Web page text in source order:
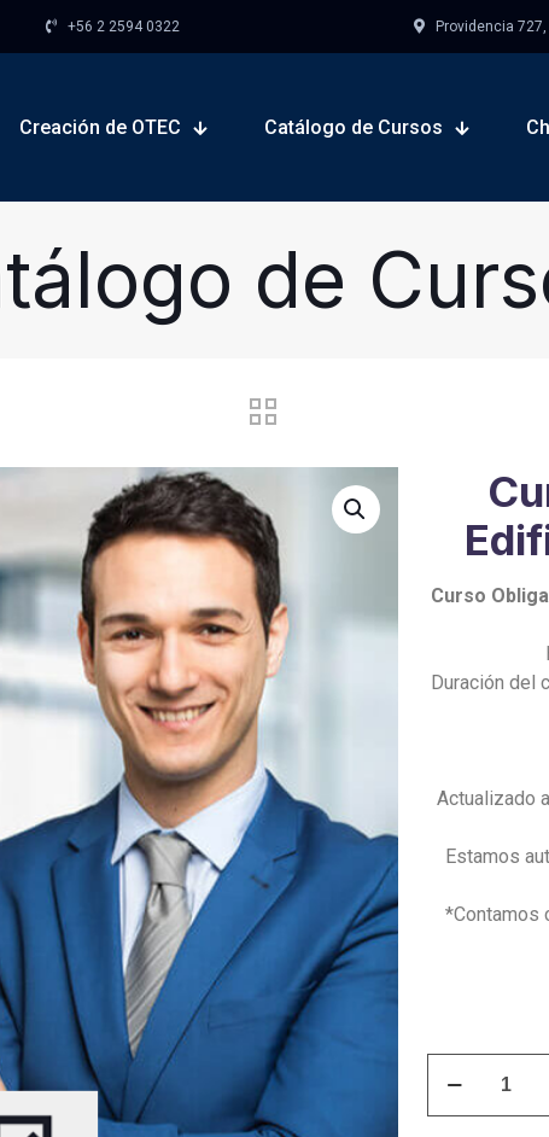
+56 2 2594 0322 Providencia
Creación de OTEC Catálogo de Cursos
de
Curso
Duración del
Actualizado
Estamos
*Contamos
Edificios